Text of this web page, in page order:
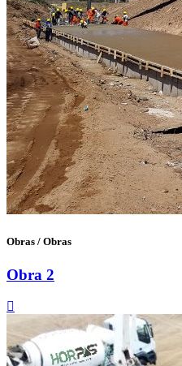
Obras / Obras
Obra 2